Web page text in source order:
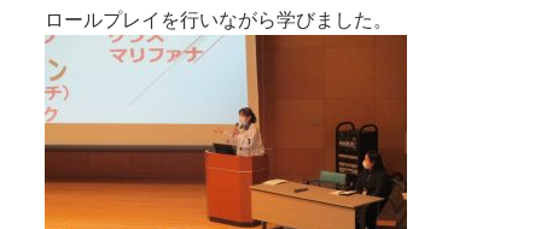
ロールプレイを行いながら学びました。